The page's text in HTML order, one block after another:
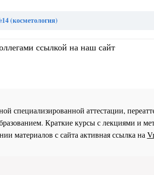
(косметология)
ссылкой на наш сайт
специализированной аттестации,
Краткие курсы с лекциями и
материалов с сайта активная ссылка на